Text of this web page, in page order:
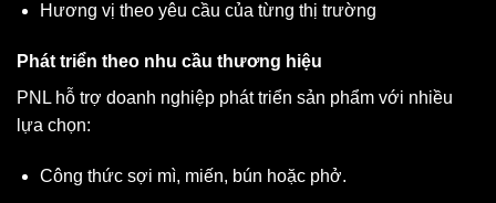
Hương vị theo yêu cầu của từng thị trường
Phát triển theo nhu cầu thương hiệu
PNL hỗ trợ doanh nghiệp phát triển sản phẩm với nhiều
lựa chọn:
Công thức sợi mì, miến, bún hoặc phở.